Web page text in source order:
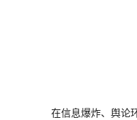
在信息爆炸、舆论